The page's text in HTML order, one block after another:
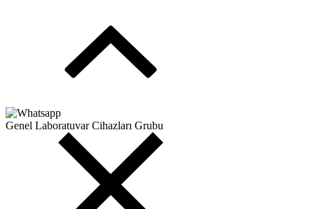
Genel Laboratuvar Cihazları Grubu